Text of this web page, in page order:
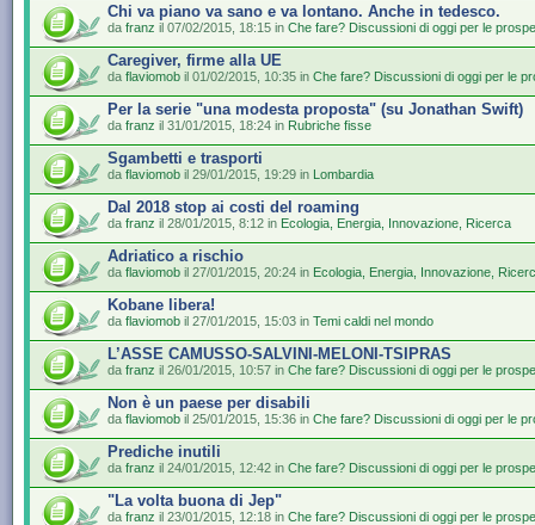
Chi va piano va sano e va lontano. Anche in tedesco.
da franz il 07/02/2015, 18:15 in Che fare? Discussioni di oggi per le
Caregiver, firme alla UE
da flaviomob il 01/02/2015, 10:35 in Che fare? Discussioni di oggi per le
Per la serie "una modesta proposta" (su Jonathan Swift)
da franz il 31/01/2015, 18:24 in Rubriche fisse
Sgambetti e trasporti
da flaviomob il 29/01/2015, 19:29 in Lombardia
Dal 2018 stop ai costi del roaming
da franz il 28/01/2015, 8:12 in Ecologia, Energia, Innovazione, Ricerca
Adriatico a rischio
da flaviomob il 27/01/2015, 20:24 in Ecologia, Energia, Innovazione,
Kobane libera!
da flaviomob il 27/01/2015, 15:03 in Temi caldi nel mondo
L’ASSE CAMUSSO-SALVINI-MELONI-TSIPRAS
da franz il 26/01/2015, 10:57 in Che fare? Discussioni di oggi per le
Non è un paese per disabili
da flaviomob il 25/01/2015, 15:36 in Che fare? Discussioni di oggi per le
Prediche inutili
da franz il 24/01/2015, 12:42 in Che fare? Discussioni di oggi per le
"La volta buona di Jep"
da franz il 23/01/2015, 12:18 in Che fare? Discussioni di oggi per le